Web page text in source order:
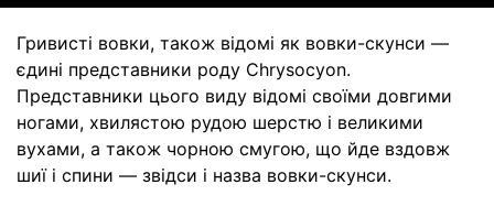
Гривисті вовки, також відомі як вовки-скунси —
єдині представники роду Chrysocyon.
Представники цього виду відомі своїми довгими
ногами, хвилястою рудою шерстю і великими
вухами, а також чорною смугою, що йде вздовж
шиї і спини — звідси і назва вовки-скунси.